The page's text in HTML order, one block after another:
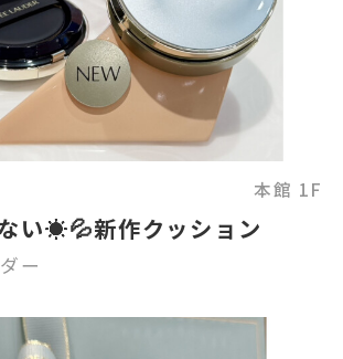
本館 1F
い☀️💦新作クッション
ー